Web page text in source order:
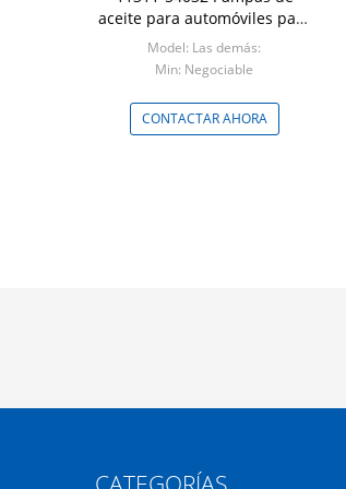
aceite para automóviles para
Toyota
Model: Las demás:
Min: Negociable
CONTACTAR AHORA